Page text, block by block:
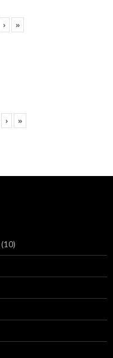
› »
› »
(10)